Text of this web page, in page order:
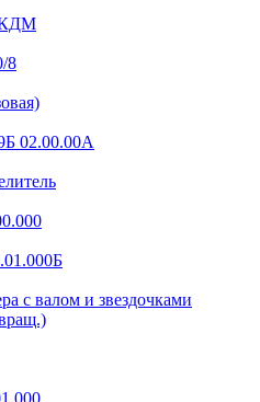
8
02.00.00А
с валом и звездочками